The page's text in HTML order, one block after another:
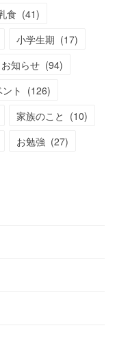
食 (41)
小学生期 (17)
お知らせ (94)
ト (126)
家族のこと (10)
お勉強 (27)